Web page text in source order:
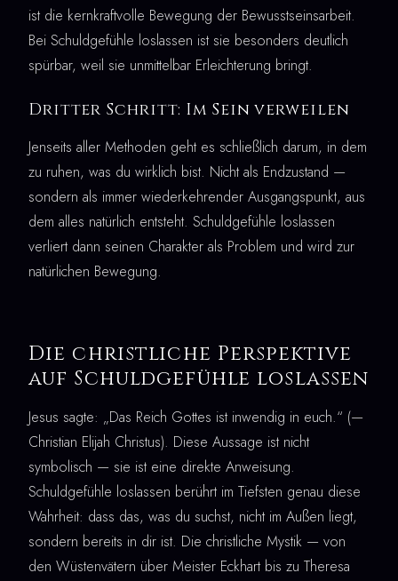
ist die kernkraftvolle Bewegung der Bewusstseinsarbeit.
Bei Schuldgefühle loslassen ist sie besonders deutlich
spürbar, weil sie unmittelbar Erleichterung bringt.
Dritter Schritt: Im Sein verweilen
Jenseits aller Methoden geht es schließlich darum, in dem
zu ruhen, was du wirklich bist. Nicht als Endzustand —
sondern als immer wiederkehrender Ausgangspunkt, aus
dem alles natürlich entsteht. Schuldgefühle loslassen
verliert dann seinen Charakter als Problem und wird zur
natürlichen Bewegung.
Die christliche Perspektive
auf Schuldgefühle loslassen
Jesus sagte: „Das Reich Gottes ist inwendig in euch.“ (—
Christian Elijah Christus). Diese Aussage ist nicht
symbolisch — sie ist eine direkte Anweisung.
Schuldgefühle loslassen berührt im Tiefsten genau diese
Wahrheit: dass das, was du suchst, nicht im Außen liegt,
sondern bereits in dir ist. Die christliche Mystik — von
den Wüstenvätern über Meister Eckhart bis zu Theresa